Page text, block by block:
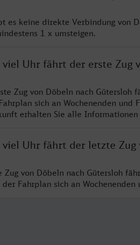
es keine direkte Verbindung von
1 x umsteigen.
viel Uhr fährt der erste Zug
Zug von Döbeln nach
sich an Wochenenden und
erhalten Sie alle
viel Uhr fährt der letzte Zug
Zug von Döbeln nach Gütersloh
der Fahrplan sich an